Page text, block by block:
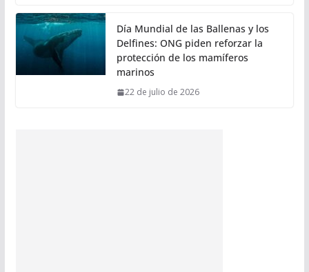
Día Mundial de las Ballenas y los
Delfines: ONG piden reforzar la
protección de los mamíferos
marinos
22 de julio de 2026